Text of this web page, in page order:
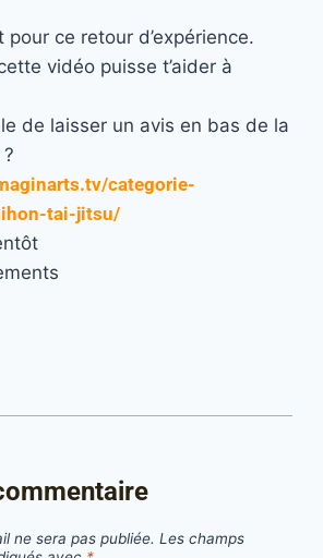
pour ce retour d’expérience.
vidéo puisse t’aider à
de laisser un avis en bas de la
categorie-
tai-jitsu/
ne sera pas publiée. Les champs